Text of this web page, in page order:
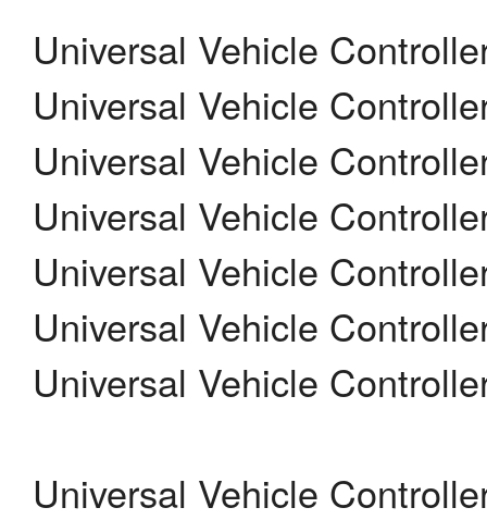
Universal Vehicle
Universal Vehicle
Universal Vehicle
Universal Vehicle
Universal Vehicle
Universal Vehicle
Universal Vehicle
Universal Vehicle